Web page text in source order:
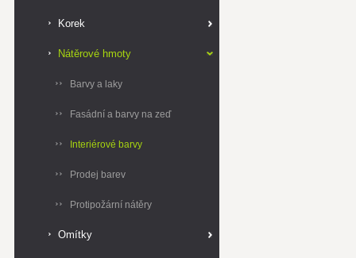
Korek
Nátěrové hmoty
Barvy a laky
Fasádní a barvy na zeď
Interiérové barvy
Prodej barev
Protipožární nátěry
Omítky